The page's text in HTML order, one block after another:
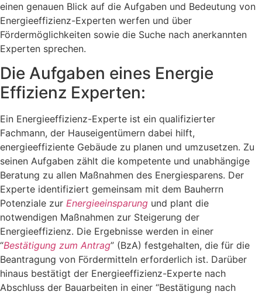
einen genauen Blick auf die Aufgaben und Bedeutung von
Energieeffizienz-Experten werfen und über
Fördermöglichkeiten sowie die Suche nach anerkannten
Experten sprechen.
Die Aufgaben eines Energie
Effizienz Experten:
Ein Energieeffizienz-Experte ist ein qualifizierter
Fachmann, der Hauseigentümern dabei hilft,
energieeffiziente Gebäude zu planen und umzusetzen. Zu
seinen Aufgaben zählt die kompetente und unabhängige
Beratung zu allen Maßnahmen des Energiesparens. Der
Experte identifiziert gemeinsam mit dem Bauherrn
Potenziale zur Energieeinsparung und plant die
notwendigen Maßnahmen zur Steigerung der
Energieeffizienz. Die Ergebnisse werden in einer
“Bestätigung zum Antrag” (BzA) festgehalten, die für die
Beantragung von Fördermitteln erforderlich ist. Darüber
hinaus bestätigt der Energieeffizienz-Experte nach
Abschluss der Bauarbeiten in einer “Bestätigung nach